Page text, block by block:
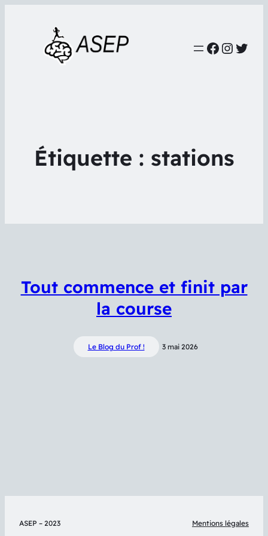
Étiquette : stations
Tout commence et finit par
la course
Le Blog du Prof ! 3 mai 2026
ASEP – 2023 Mentions légales